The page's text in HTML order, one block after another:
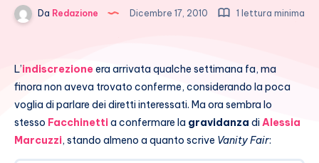
Da Redazione Dicembre 17, 2010 1 lettura minima
L’indiscrezione era arrivata qualche settimana fa, ma
finora non aveva trovato conferme, considerando la poca
voglia di parlare dei diretti interessati. Ma ora sembra lo
stesso Facchinettia confermare la gravidanza diAlessia
Marcuzzi, stando almeno a quanto scrive Vanity Fair: